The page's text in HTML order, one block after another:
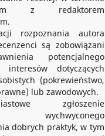
z redaktorem
rozpoznania autora
są zobowiązani
potencjalnego
interesów dotyczących
(pokrewieństwo,
lub zawodowych.
zgłoszenie
wychwyconego
dobrych praktyk, w tym